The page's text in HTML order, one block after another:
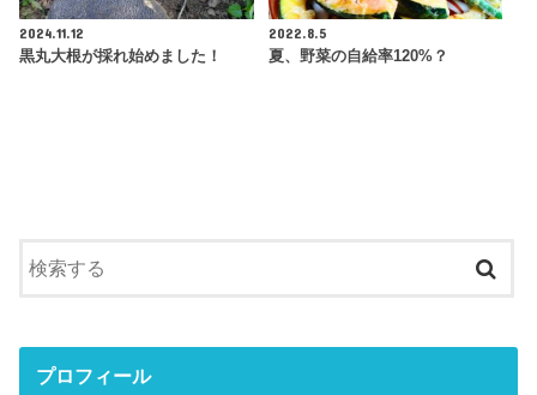
2024.11.12
黒丸大根が採れ始めました！
2022.8.5
夏、野菜の自給率120%？
プロフィール